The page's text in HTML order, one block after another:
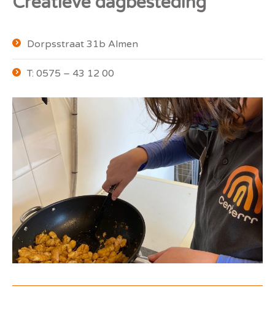
Dorpsstraat 31b Almen
T: 0575 – 43 12 00